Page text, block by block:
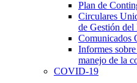
Plan de
Circulares
de Gestión del
Comunicados
Informes
manejo de la
COVID-19